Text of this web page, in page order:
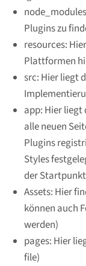
Plugins zu
resources:
Plattformen
src: Hier liegt
app: Hier liegt
alle neuen
Plugins
Styles
der Startpunkt
Assets: Hier
können auch
werden)
pages: Hier
file)